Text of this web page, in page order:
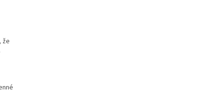
že